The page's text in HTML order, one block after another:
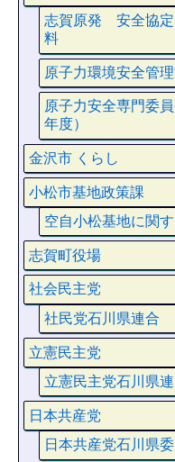
志賀原発 安全協定
料
原子力環境安全管
原子力安全専門委
年度）
金沢市 くらし
小松市基地政策課
空自小松基地に関
志賀町役場
社会民主党
社民党石川県連合
立憲民主党
立憲民主党石川県連
日本共産党
日本共産党石川県